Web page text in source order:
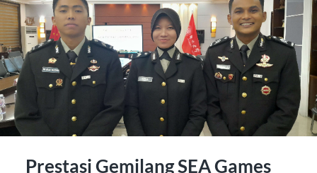
Prestasi Gemilang SEA Games